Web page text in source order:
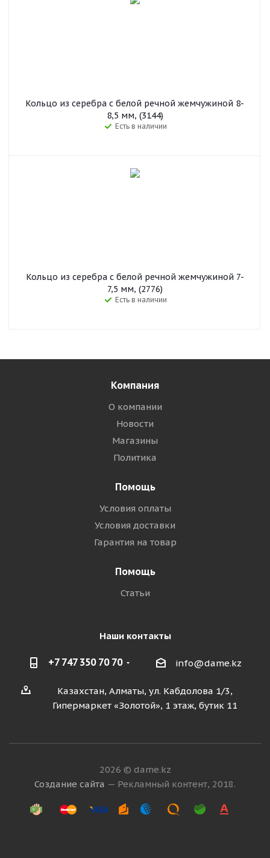
Кольцо из серебра с белой речной жемчужиной 8-
8,5 мм, (3144)
Есть в наличии
Кольцо из серебра с белой речной жемчужиной 7-
7,5 мм, (2776)
Есть в наличии
Компания
О компании
Новости
Магазины
Политика
Помощь
Условия оплаты
Условия доставки
Гарантия на товар
Помощь
Статьи
Наши контакты
+7 747 350 70 70 info@dame.kz
Казахстан, Алматы, ул. Кабдолова 1/3,
Гипермаркет «Золотой», 1 этаж, бутик 11
2026 © dame.kz
Создание сайта — Рекламный контент, 2018.